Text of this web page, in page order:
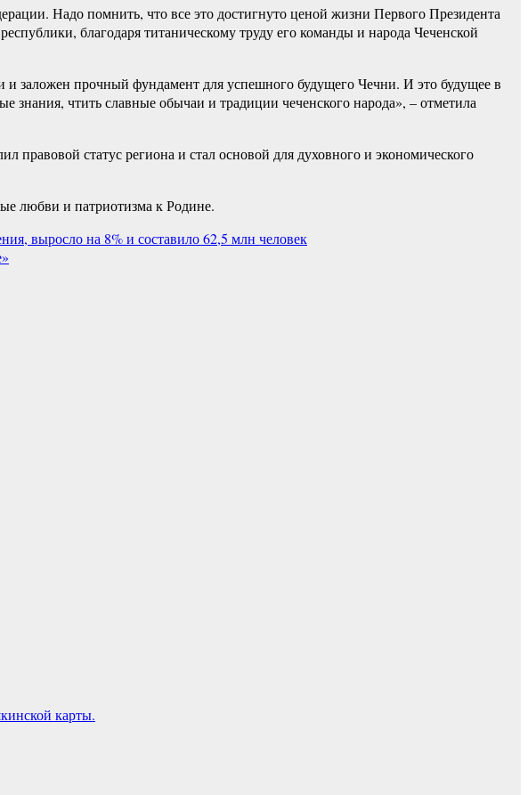
Надо помнить, что все это достигнуто ценой жизни Первого Президента
благодаря титаническому труду его команды и народа Чеченской
и заложен прочный фундамент для успешного будущего Чечни. И это будущее в
чтить славные обычаи и традиции чеченского народа», – отметила
статус региона и стал основой для духовного и экономического
любви и патриотизма к Родине.
выросло на 8% и составило 62,5 млн человек
карты.